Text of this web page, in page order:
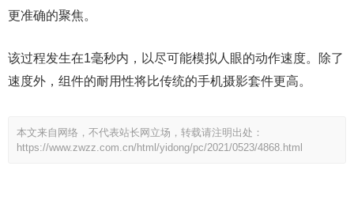
更准确的聚焦。
该过程发生在1毫秒内，以尽可能模拟人眼的动作速度。除了
速度外，组件的耐用性将比传统的手机摄影套件更高。
本文来自网络，不代表站长网立场，转载请注明出处：
https://www.zwzz.com.cn/html/yidong/pc/2021/0523/4868.html